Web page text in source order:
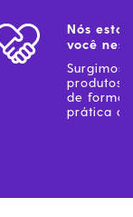
Nós
você
Surgimos
produtos
de forma
prática